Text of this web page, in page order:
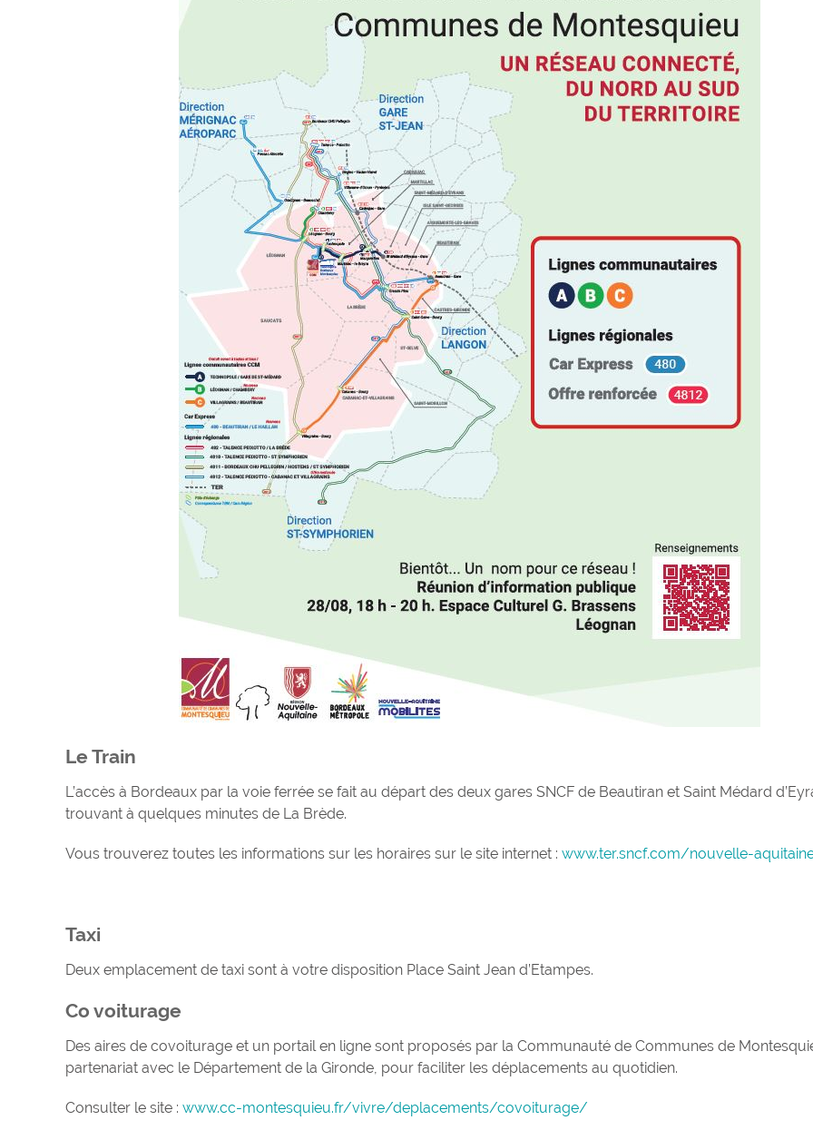
Le Train
L’accès à Bordeaux par la voie ferrée se fait au départ des deux gares SNCF de Beautiran et Saint Médard
trouvant à quelques minutes de La Brède.
Vous trouverez toutes les informations sur les horaires sur le site internet : www.ter.sncf.com/nouvelle-
Taxi
Deux emplacement de taxi sont à votre disposition Place Saint Jean d’Etampes.
Co voiturage
Des aires de covoiturage et un portail en ligne sont proposés par la Communauté de Communes de
partenariat avec le Département de la Gironde, pour faciliter les déplacements au quotidien.
Consulter le site : www.cc-montesquieu.fr/vivre/deplacements/covoiturage/